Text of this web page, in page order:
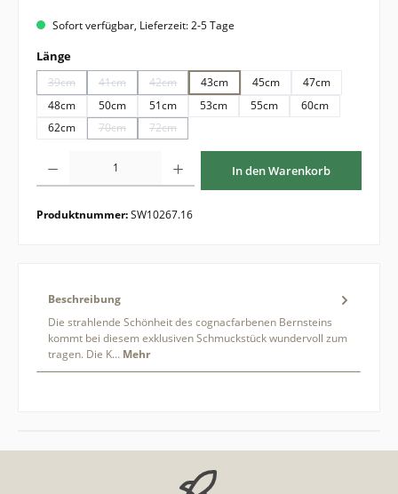
Sofort verfügbar, Lieferzeit: 2-5 Tage
Längeauswählen
39cm
(Diese Option ist zurzeit nicht verfügbar.)
41cm
(Diese Option ist zurzeit nicht verfügbar.)
42cm
(Diese Option ist zurzeit nicht verfügbar.)
43cm 45cm
47cm
48cm
50cm 51cm 53cm 55cm
60cm
62cm
70cm
(Diese Option ist zurzeit nicht verfügbar.)
72cm
(Diese Option ist zurzeit nicht verfügbar.)
In den Warenkorb
Produktnummer:SW10267.16
Beschreibung
Die strahlende Schönheit des cognacfarbenen Bernsteins
kommt bei diesem exklusiven Schmuckstück wundervoll zum
tragen. Die K… Mehr